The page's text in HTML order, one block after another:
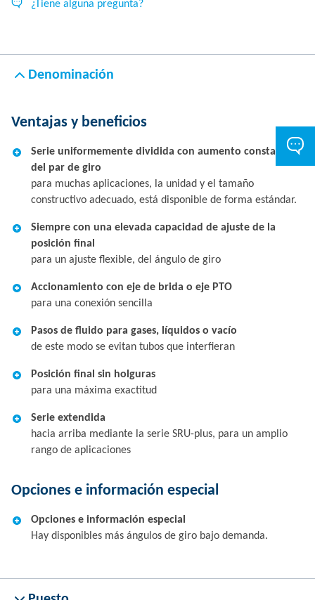
¿Tiene alguna pregunta?
Denominación
Ventajas y beneficios
Serie uniformemente dividida con aumento constante
del par de giro
para muchas aplicaciones, la unidad y el tamaño
constructivo adecuado, está disponible de forma estándar.
Siempre con una elevada capacidad de ajuste de la
posición final
para un ajuste flexible, del ángulo de giro
Accionamiento con eje de brida o eje PTO
para una conexión sencilla
Pasos de fluido para gases, líquidos o vacío
de este modo se evitan tubos que interfieran
Posición final sin holguras
para una máxima exactitud
Serie extendida
hacia arriba mediante la serie SRU-plus, para un amplio
rango de aplicaciones
Opciones e información especial
Opciones e información especial
Hay disponibles más ángulos de giro bajo demanda.